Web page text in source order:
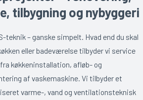
tilbygning og nybyggeri
teknik – ganske simpelt. Hvad end du skal
eller badeværelse tilbyder vi service
køkkeninstallation, afløb- og
af vaskemaskine. Vi tilbyder et
varme-, vand og ventilationsteknisk